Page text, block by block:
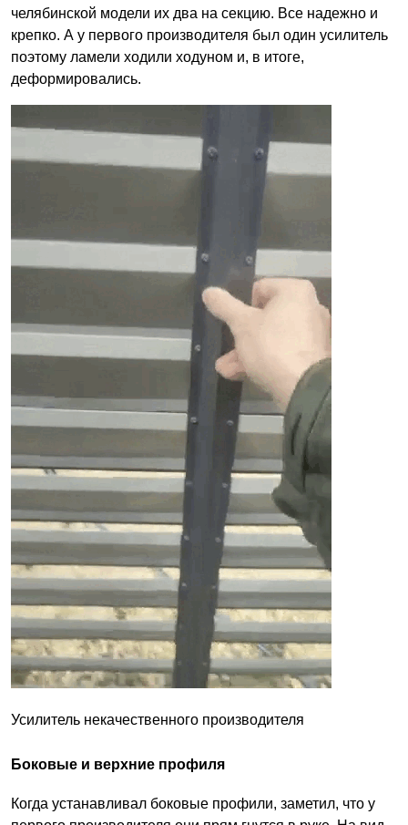
челябинской модели их два на секцию. Все надежно и
крепко. А у первого производителя был один усилитель
поэтому ламели ходили ходуном и, в итоге,
деформировались.
Усилитель некачественного производителя
Боковые и верхние профиля
Когда устанавливал боковые профили, заметил, что у